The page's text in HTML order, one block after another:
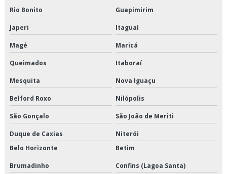
Empresa de armazenagem para alimentos congelados
Empresa de armazenagem para alimentos refrigerados
Empresa de armazenamento refrigerado
Empresa de crossdocking
Empresa de distribuição de alimentos congelados
Empresa de distribuição de alimentos refrigerados
Empresa de distribuição de mercadorias
Rio Bonito Guapimirim
Japeri Itaguaí
Magé Maricá
Queimados Itaboraí
Mesquita Nova Iguaçu
Belford Roxo Nilópolis
São Gonçalo São João de Meriti
Duque de Caxias
Niterói
Belo Horizonte
Betim
Brumadinho Confins (Lagoa Santa)